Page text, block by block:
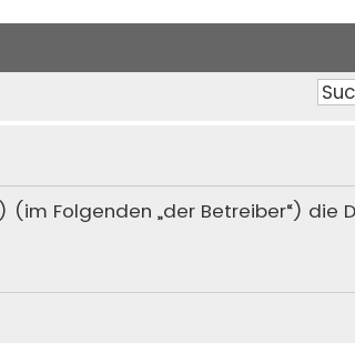
Folgenden „der Betreiber“) die